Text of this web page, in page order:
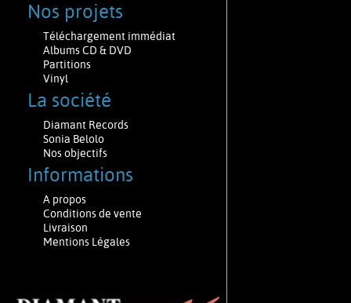
Nos projets
Téléchargement immédiat
Albums CD & DVD
Partitions
Vinyl
La société
Diamant Records
Sonia Belolo
Nos objectifs
Informations
A propos
Conditions de vente
Livraison
Mentions Légales